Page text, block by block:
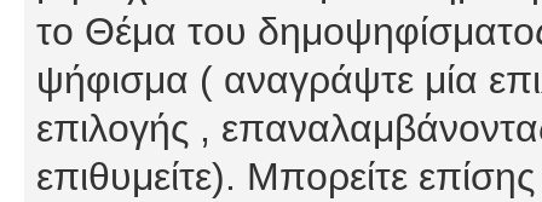
το Θέμα του
ψήφισμα ( αναγράψτε μία
επιλογής ,
επιθυμείτε). Μπορείτε